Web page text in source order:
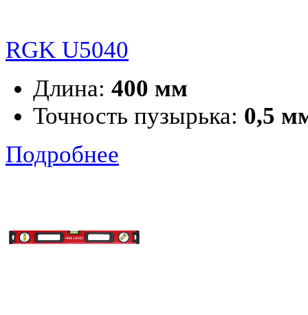
RGK U5040
Длина: 400 мм
Точность пузырька: 0,5
Подробнее